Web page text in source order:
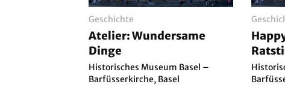
Geschichte
Atelier: Wundersame
Dinge
Historisches Museum Basel –
Barfüsserkirche, Basel